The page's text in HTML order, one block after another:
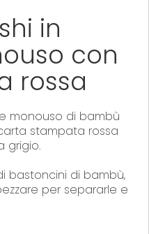
in
con
rossa
monouso di bambù
stampata rossa
grigio.
bastoncini di bambù,
per separarle e
di carta rossa